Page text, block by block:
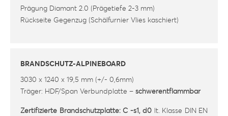
Prägung Diamant 2.0 (Prägetiefe 2-3 mm)
Rückseite Gegenzug (Schälfurnier Vlies kaschiert)
BRANDSCHUTZ-ALPINEBOARD
3030 x 1240 x 19,5 mm (+/- 0,6mm)
Träger: HDF/Span Verbundplatte – schwerentflammbar
Zertifizierte Brandschutzplatte: C -s1, d0 lt. Klasse DIN EN